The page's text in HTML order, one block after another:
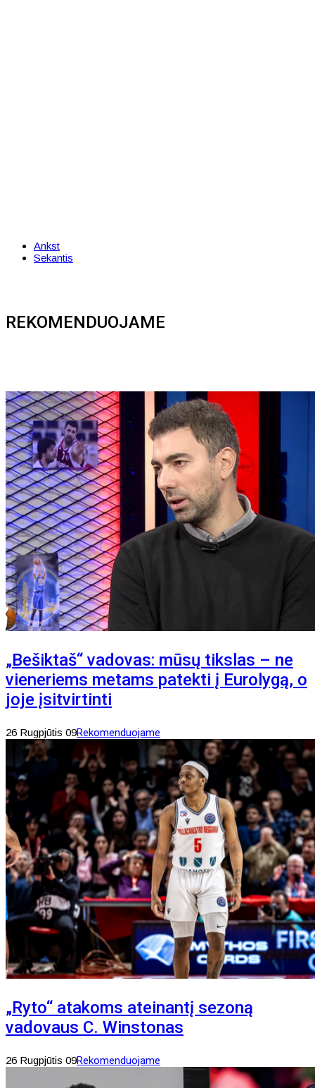
Ankst
Sekantis
REKOMENDUOJAME
„Bešiktaš“ vadovas: mūsų tikslas – ne
vieneriems metams patekti į Eurolygą, o
joje įsitvirtinti
26 Rugpjūtis 09Rekomenduojame
„Ryto“ atakoms ateinantį sezoną
vadovaus C. Winstonas
26 Rugpjūtis 09Rekomenduojame